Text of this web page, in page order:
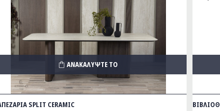
SPLIT CERAMIC
ΑΝΑΚΑΛΥΨΤΕ ΤΟ